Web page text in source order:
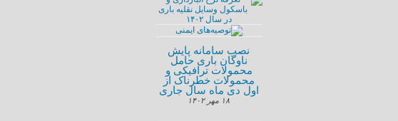
نصب سامانه پایش
ناوگان باری حامل
محمولات ترافیکی و
محمولات خطرناک از
اول دی ماه سال جاری
۱۸ مهر ۱۴۰۲